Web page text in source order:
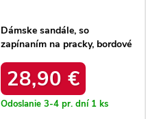
Dámske sandále, so
zapínaním na pracky, bordové
WINE
28,90 €
Odoslanie 3-4 pr. dní 1 ks